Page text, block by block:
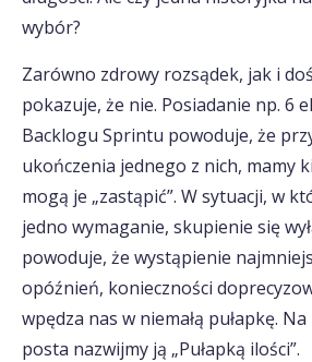
wybór?
Zarówno zdrowy rozsądek, jak i
pokazuje, że nie. Posiadanie np. 6
Backlogu Sprintu powoduje, że
ukończenia jednego z nich, mamy
mogą je „zastąpić”. W sytuacji, w
jedno wymaganie, skupienie się
powoduje, że wystąpienie
opóźnień, konieczności
wpędza nas w niemałą pułapkę.
posta nazwijmy ją „Pułapką ilości”.